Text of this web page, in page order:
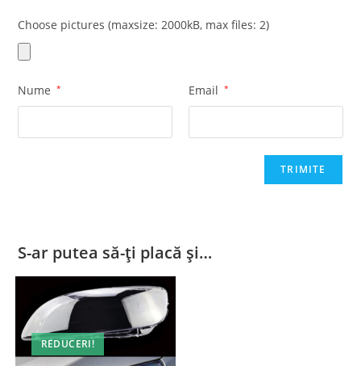
Choose pictures (maxsize: 2000kB, max files: 2)
Nume * Email *
S-ar putea să-ți placă și…
REDUCERI!